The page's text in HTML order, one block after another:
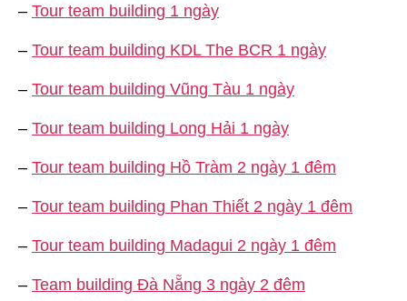
– Tour team building 1 ngày
– Tour team building KDL The BCR 1 ngày
– Tour team building Vũng Tàu 1 ngày
– Tour team building Long Hải 1 ngày
– Tour team building Hồ Tràm 2 ngày 1 đêm
– Tour team building Phan Thiết 2 ngày 1 đêm
– Tour team building Madagui 2 ngày 1 đêm
– Team building Đà Nẵng 3 ngày 2 đêm